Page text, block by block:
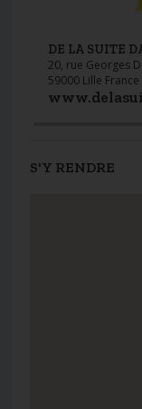
DE LA SUITE
20, rue Georges
59000 Lille France
S'Y RENDRE